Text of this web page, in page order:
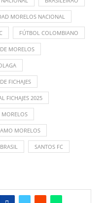
MORELOS NACIONAL
FÚTBOL COLOMBIANO
MORELOS
FICHAJES
FICHAJES 2025
MORELOS
MORELOS
SANTOS FC